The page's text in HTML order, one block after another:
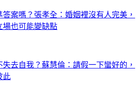
案嗎？張孝全：婚姻裡沒有人完美，
場也可能變缺點
去自我？蘇慧倫：請假一下蠻好的，
此